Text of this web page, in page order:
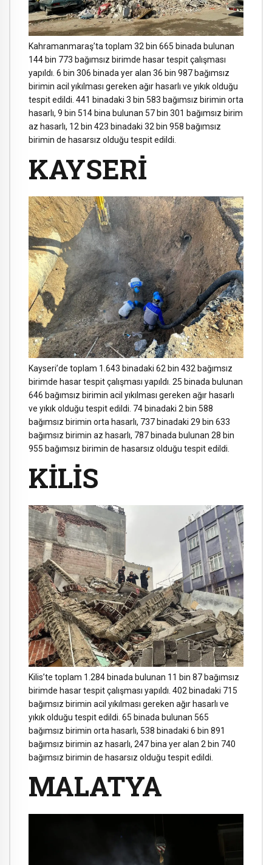
Kahramanmaraş’ta toplam 32 bin 665 binada bulunan
144 bin 773 bağımsız birimde hasar tespit çalışması
yapıldı. 6 bin 306 binada yer alan 36 bin 987 bağımsız
birimin acil yıkılması gereken ağır hasarlı ve yıkık olduğu
tespit edildi. 441 binadaki 3 bin 583 bağımsız birimin orta
hasarlı, 9 bin 514 bina bulunan 57 bin 301 bağımsız birim
az hasarlı, 12 bin 423 binadaki 32 bin 958 bağımsız
birimin de hasarsız olduğu tespit edildi.
KAYSERİ
Kayseri’de toplam 1.643 binadaki 62 bin 432 bağımsız
birimde hasar tespit çalışması yapıldı. 25 binada bulunan
646 bağımsız birimin acil yıkılması gereken ağır hasarlı
ve yıkık olduğu tespit edildi. 74 binadaki 2 bin 588
bağımsız birimin orta hasarlı, 737 binadaki 29 bin 633
bağımsız birimin az hasarlı, 787 binada bulunan 28 bin
955 bağımsız birimin de hasarsız olduğu tespit edildi.
KİLİS
Kilis’te toplam 1.284 binada bulunan 11 bin 87 bağımsız
birimde hasar tespit çalışması yapıldı. 402 binadaki 715
bağımsız birimin acil yıkılması gereken ağır hasarlı ve
yıkık olduğu tespit edildi. 65 binada bulunan 565
bağımsız birimin orta hasarlı, 538 binadaki 6 bin 891
bağımsız birimin az hasarlı, 247 bina yer alan 2 bin 740
bağımsız birimin de hasarsız olduğu tespit edildi.
MALATYA